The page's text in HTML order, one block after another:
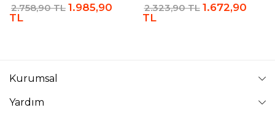
2.758,90 TL 1.985,90
TL
2.323,90 TL 1.672,90
TL
Kurumsal
Yardım